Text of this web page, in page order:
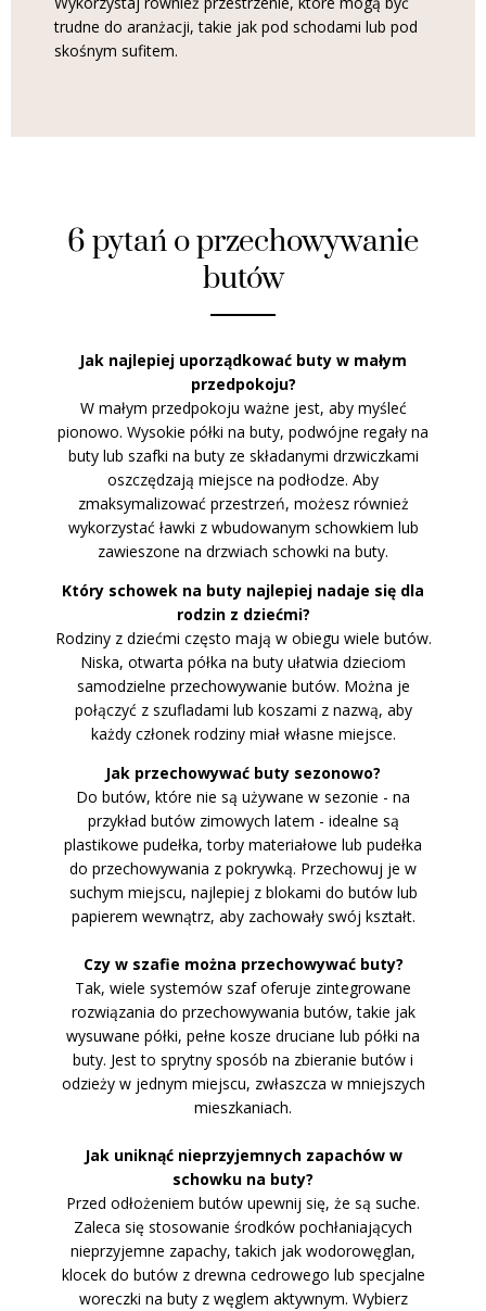
trudne do aranżacji, takie jak pod schodami lub pod
skośnym sufitem.
6 pytań o przechowywanie
butów
Jak najlepiej uporządkować buty w małym
przedpokoju?
W małym przedpokoju ważne jest, aby myśleć
pionowo. Wysokie półki na buty, podwójne regały na
buty lub szafki na buty ze składanymi drzwiczkami
oszczędzają miejsce na podłodze. Aby
zmaksymalizować przestrzeń, możesz również
wykorzystać ławki z wbudowanym schowkiem lub
zawieszone na drzwiach schowki na buty.
Który schowek na buty najlepiej nadaje się dla
rodzin z dziećmi?
Rodziny z dziećmi często mają w obiegu wiele butów.
Niska, otwarta półka na buty ułatwia dzieciom
samodzielne przechowywanie butów. Można je
połączyć z szufladami lub koszami z nazwą, aby
każdy członek rodziny miał własne miejsce.
Jak przechowywać buty sezonowo?
Do butów, które nie są używane w sezonie - na
przykład butów zimowych latem - idealne są
plastikowe pudełka, torby materiałowe lub pudełka
do przechowywania z pokrywką. Przechowuj je w
suchym miejscu, najlepiej z blokami do butów lub
papierem wewnątrz, aby zachowały swój kształt.
Czy w szafie można przechowywać buty?
Tak, wiele systemów szaf oferuje zintegrowane
rozwiązania do przechowywania butów, takie jak
wysuwane półki, pełne kosze druciane lub półki na
buty. Jest to sprytny sposób na zbieranie butów i
odzieży w jednym miejscu, zwłaszcza w mniejszych
mieszkaniach.
Jak uniknąć nieprzyjemnych zapachów w
schowku na buty?
Przed odłożeniem butów upewnij się, że są suche.
Zaleca się stosowanie środków pochłaniających
nieprzyjemne zapachy, takich jak wodorowęglan,
klocek do butów z drewna cedrowego lub specjalne
woreczki na buty z węglem aktywnym. Wybierz